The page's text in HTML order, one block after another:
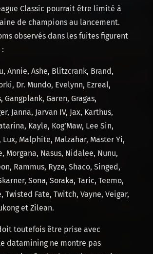
Classic pourrait être limité à
de champions au lancement.
observés dans les fuites figurent
Annie, Ashe, Blitzcrank, Brand,
Dr. Mundo, Evelynn, Ezreal,
Gangplank, Garen, Gragas,
Janna, Jarvan IV, Jax, Karthus,
Kayle, Kog’Maw, Lee Sin,
Lux, Malphite, Malzahar, Master Yi,
Morgana, Nasus, Nidalee, Nunu,
Rammus, Ryze, Shaco, Singed,
Sona, Soraka, Taric, Teemo,
Twisted Fate, Twitch, Vayne, Veigar,
et Zilean.
toutefois être prise avec
datamining ne montre pas